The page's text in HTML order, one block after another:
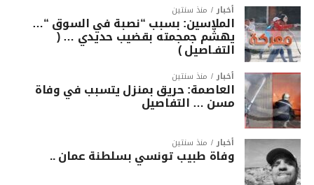
أخبار منذ سنتين
الملاسين: بسبب “نصبة في السوق “…
يهشّم جمجمته بقضيب حديدي … (
التفـاصيل )
أخبار منذ سنتين
العاصمة: حريق بمنزل يتسبب في وفاة
مسن … التفاصيل
أخبار منذ سنتين
وفاة طبيب تونسي بسلطنة عمان ..